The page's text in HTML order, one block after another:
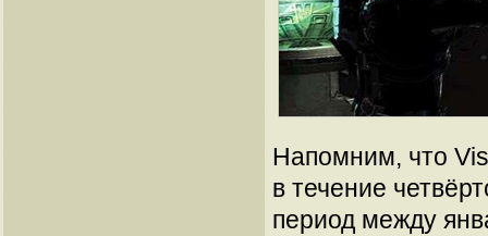
Напомним, что
в течение
период между